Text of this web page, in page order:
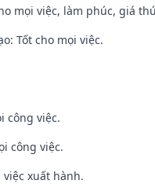
mọi việc, làm phúc, giá
Tốt cho mọi việc.
công việc.
công việc.
việc xuất hành.